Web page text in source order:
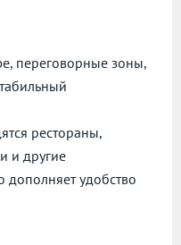
переговорные зоны,
рестораны,
и другие
дополняет удобство